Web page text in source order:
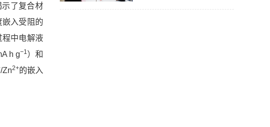
了复合材
入受阻的
中电解液
h g−1 ）和
/Zn2+的嵌入